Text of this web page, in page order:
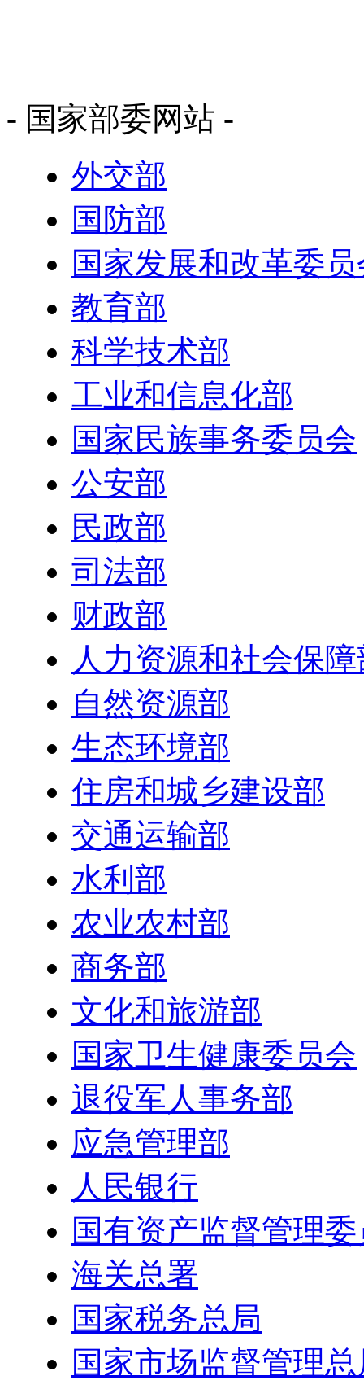
- 国家部委网站 -
外交部
国防部
国家发展和改革委
教育部
科学技术部
工业和信息化部
国家民族事务委员会
公安部
民政部
司法部
财政部
人力资源和社会保
自然资源部
生态环境部
住房和城乡建设部
交通运输部
水利部
农业农村部
商务部
文化和旅游部
国家卫生健康委员会
退役军人事务部
应急管理部
人民银行
国有资产监督管理
海关总署
国家税务总局
国家市场监督管理